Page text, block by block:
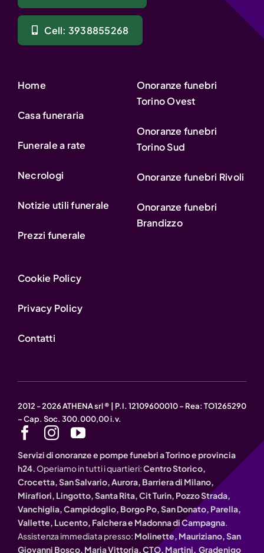
Cell: 3938855268
Home
Casa funeraria
Funerale a rate
Necrologi
Notizie utili funerale
Prezzi funerale
Onoranze funebri
Torino Ovest
Onoranze funebri
Torino Sud
Onoranze funebri Rivoli
Onoranze funebri
Brandizzo
Cookie Policy
Privacy Policy
Contatti
2012 - 2026 ATHENA srl ® | P.I. 12109600010 – Rea: TO1265290
– Cap. Soc. 300.000,00 i.v.
Servizi di onoranze e pompe funebri a Torino e provincia
h24.Operiamo in tutti i quartieri:Centro Storico,
Crocetta, San Salvario, Aurora, Barriera di Milano,
Mirafiori, Lingotto, Santa Rita, Cit Turin, Pozzo Strada,
Vanchiglia, Campidoglio, Borgo Po, San Donato, Parella,
Vallette, Lucento, Falchera e Madonna di Campagna.
Assistenza immediata presso: Molinette, Mauriziano, San
Giovanni Bosco, Maria Vittoria, CTO, Martini, Gradenigo